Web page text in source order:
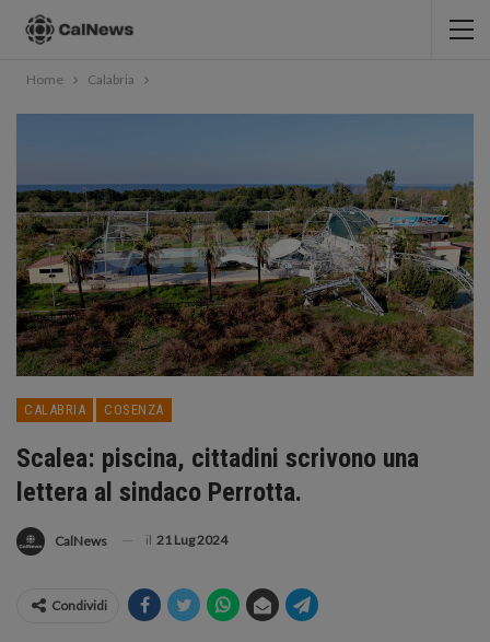
Home Calabria
CALABRIA COSENZA
Scalea: piscina, cittadini scrivono una
lettera al sindaco Perrotta.
CalNews il 21 Lug 2024
Condividi